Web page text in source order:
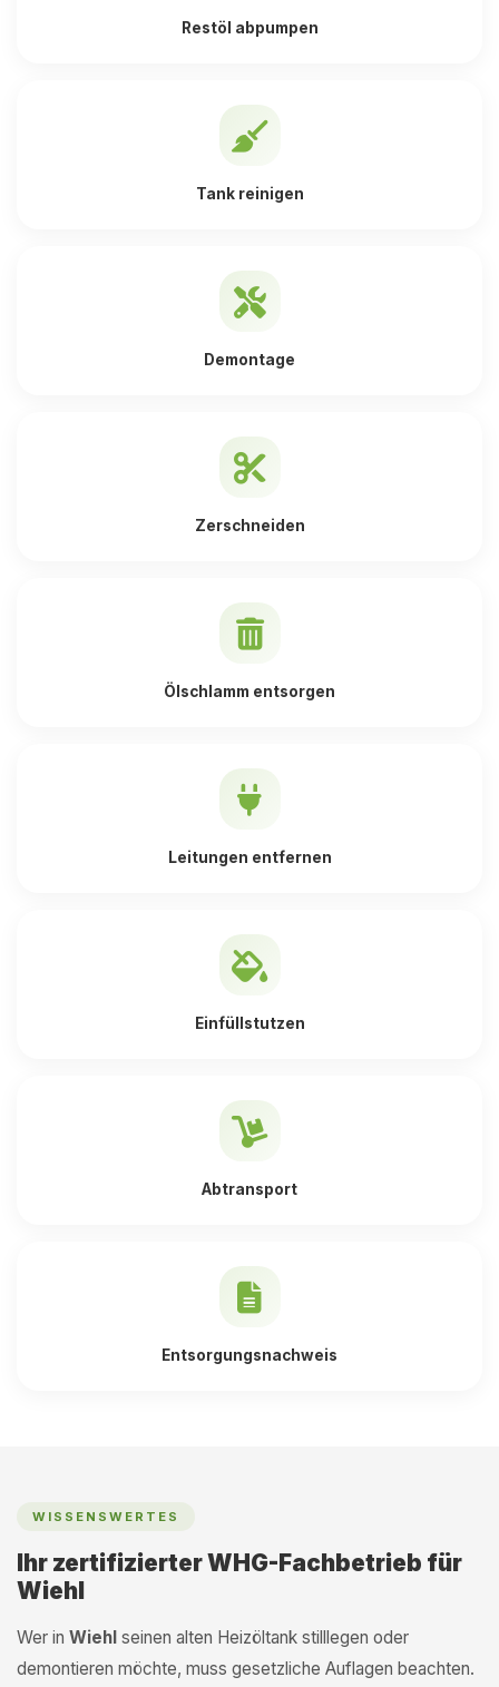
Restöl abpumpen
Tank reinigen
Demontage
Zerschneiden
Ölschlamm entsorgen
Leitungen entfernen
Einfüllstutzen
Abtransport
Entsorgungsnachweis
WISSENSWERTES
Ihr zertifizierter WHG-Fachbetrieb für
Wiehl
Wer in Wiehl seinen alten Heizöltank stilllegen oder
demontieren möchte, muss gesetzliche Auflagen beachten.